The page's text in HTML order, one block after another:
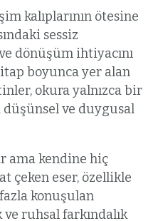
kalıplarının ötesine
sessiz
dönüşüm ihtiyacını
boyunca yer alan
okura yalnızca bir
düşünsel ve duygusal
ama kendine hiç
çeken eser, özellikle
konuşulan
ruhsal farkındalık